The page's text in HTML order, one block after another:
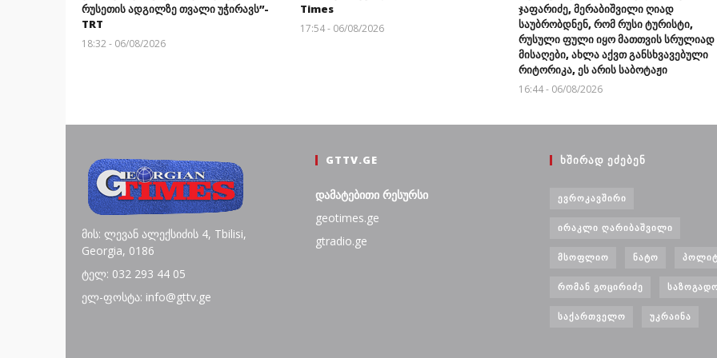
რუსეთის ადგილზე თვალი უჭირავს”-
TRT
18:32 - 06/08/2026
Times
17:54 - 06/08/2026
ჯაფარიძე, მერაბიშვილი ღიად
საუბრობდნენ, რომ რუსი ტურისტი,
რუსული ფული იყო მათთვის სრულიად
მისაღები, ახლა აქვთ განსხვავებული
რიტორიკა, ეს არის საბოტაჟი
16:44 - 06/08/2026
მის: ლევან ალექსიძის 4, Tbilisi,
Georgia, 0186
ტელ: 032 293 44 05
ელ-ფოსტა: info@gttv.ge
GTTV.GE
დამატებითი რესურსი
geotimes.ge
gtradio.ge
ᲮᲨᲘᲠᲐᲓ ᲔᲫᲔᲑᲔᲜ
ᲔᲕᲠᲝᲙᲐᲕᲨᲘᲠᲘ
ᲘᲠᲐᲙᲚᲘ ᲦᲐᲠᲘᲑᲐᲨᲕᲘᲚᲘ
ᲛᲡᲝᲤᲚᲘᲝ ᲜᲐᲢᲝ
ᲠᲝᲛᲐᲜ ᲒᲝᲪᲘᲠᲘᲫᲔ
ᲡᲐᲥᲐᲠᲗᲕᲔᲚᲝ ᲣᲙᲠᲐᲘᲜᲐ